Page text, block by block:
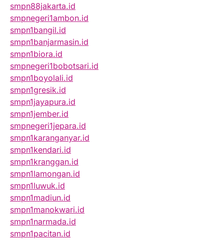
smpn88jakarta.id
smpnegeri1ambon.id
smpn1bangil.id
smpn1banjarmasin.id
smpn1biora.id
smpnegeri1bobotsari.id
smpn1boyolali.id
smpn1gresik.id
smpn1jayapura.id
smpn1jember.id
smpnegeri1jepara.id
smpn1karanganyar.id
smpn1kendari.id
smpn1kranggan.id
smpn1lamongan.id
smpn1luwuk.id
smpn1madiun.id
smpn1manokwari.id
smpn1narmada.id
smpn1pacitan.id